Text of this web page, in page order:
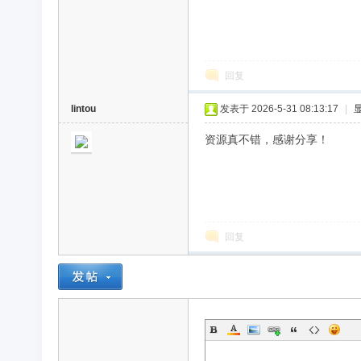
回复
lintou 发表于 2026-5-31 08:13:17
资源真不错，感谢分享！
回复